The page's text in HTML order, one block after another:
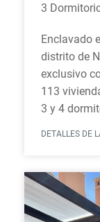
3
Enclavado
distrito de
exclusivo
113
3 y 4
DETALLES DE